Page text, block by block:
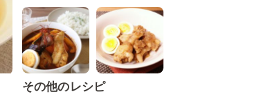
その他のレシピ